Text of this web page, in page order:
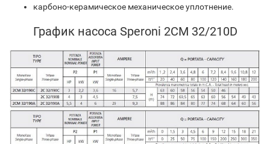
карбоно-керамическое механическое уплотнение.
График насоса Speroni 2CM 32/210D